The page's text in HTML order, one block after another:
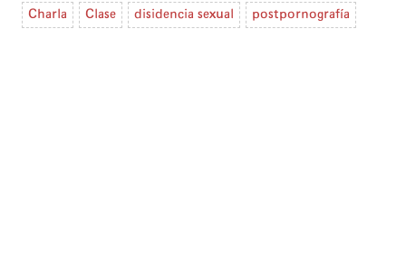
Charla Clase disidencia sexual postpornografía